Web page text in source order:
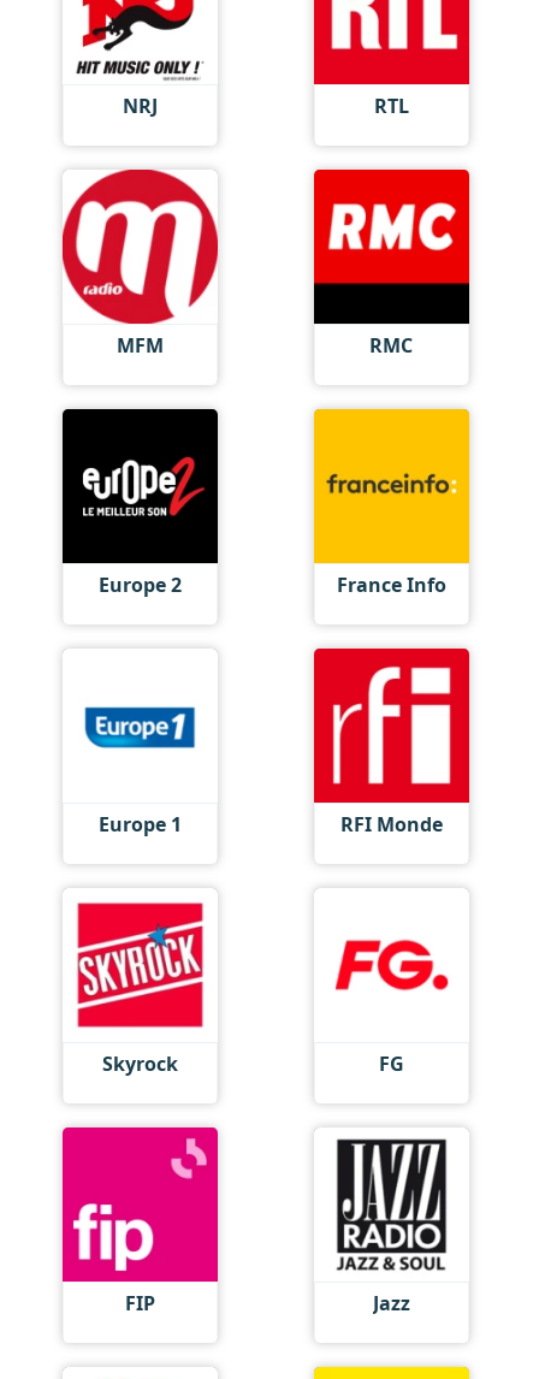
NRJ RTL
MFM RMC
Europe 2 France Info
Europe 1 RFI Monde
Skyrock FG
FIP Jazz